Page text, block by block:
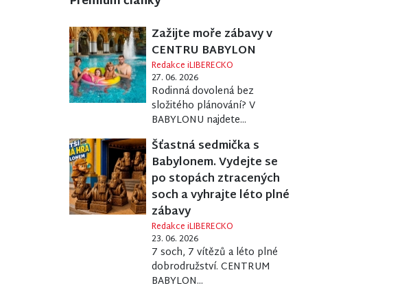
Zažijte moře zábavy v
CENTRU BABYLON
Redakce iLIBERECKO
27. 06. 2026
Rodinná dovolená bez
složitého plánování? V
BABYLONU najdete...
Šťastná sedmička s
Babylonem. Vydejte se
po stopách ztracených
soch a vyhrajte léto plné
zábavy
Redakce iLIBERECKO
23. 06. 2026
7 soch, 7 vítězů a léto plné
dobrodružství. CENTRUM
BABYLON...